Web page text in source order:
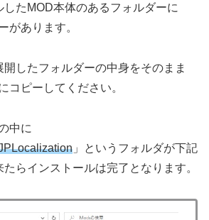
たMOD本体のあるフォルダーに
があります。
したフォルダーの中身をそのまま
コピーしてください。
中に
」というフォルダが下記
らインストールは完了となります。